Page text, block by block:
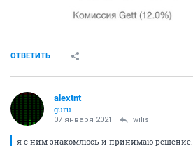
ОТВЕТИТЬ
alextnt
guru
07 января 2021 wilis
я с ним знакомлюсь и принимаю решение...